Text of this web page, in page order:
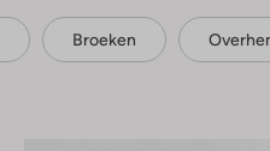
Broeken